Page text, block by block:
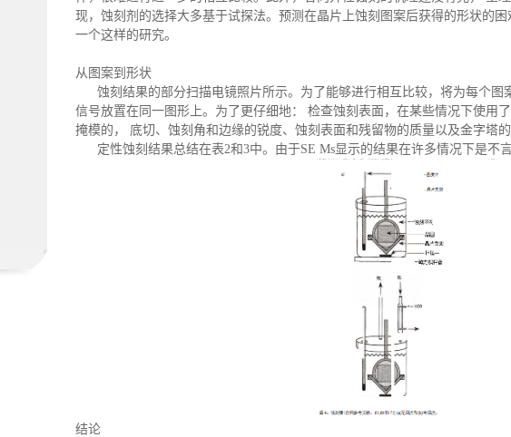
现，蚀刻剂的选择大多基于试探法。预测在晶片上蚀刻图案后获得的形状的
一个这样的研究。
从图案到形状
蚀刻结果的部分扫描电镜照片所示。为了能够进行相互比较，将为每个图
信号放置在同一图形上。为了更仔细地：
检查蚀刻表面，在某些情况下使用
掩模的， 底切、蚀刻角和边缘的锐度、蚀刻表面和残留物的质量以及金字塔
定性蚀刻结果总结在表2和3中。由于SE Ms显示的结果在许多情况下是不
结论